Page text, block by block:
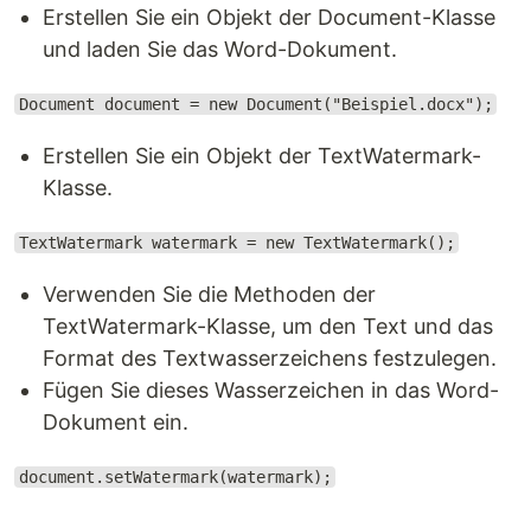
Erstellen Sie ein Objekt der Document-Klasse
und laden Sie das Word-Dokument.
Document document = new Document("Beispiel.docx");
Erstellen Sie ein Objekt der TextWatermark-
Klasse.
TextWatermark watermark = new TextWatermark();
Verwenden Sie die Methoden der
TextWatermark-Klasse, um den Text und das
Format des Textwasserzeichens festzulegen.
Fügen Sie dieses Wasserzeichen in das Word-
Dokument ein.
document.setWatermark(watermark);